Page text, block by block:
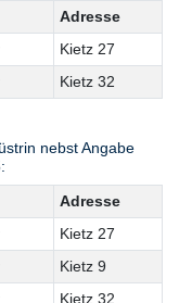
Adresse
Kietz 27
Kietz 32
nebst Angabe
Adresse
Kietz 27
Kietz 9
Kietz 32